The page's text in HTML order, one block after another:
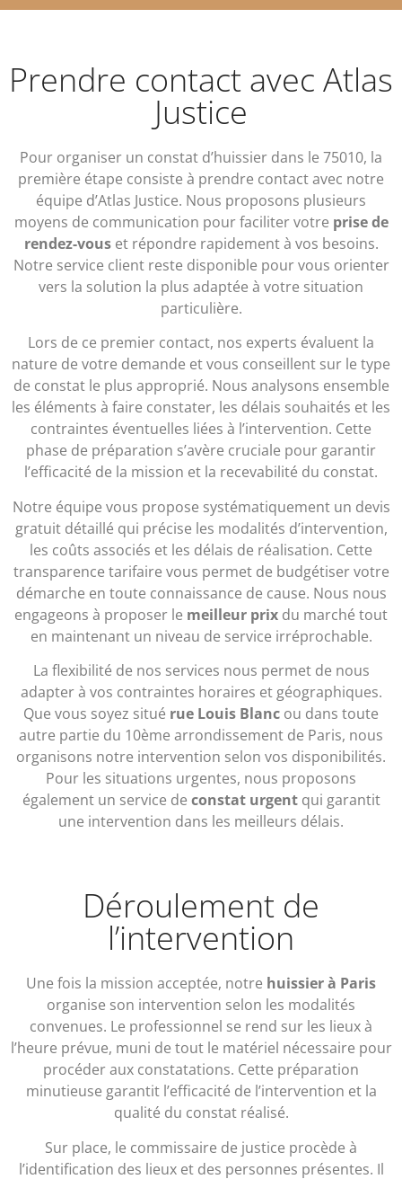
Prendre contact avec Atlas
Justice
Pour organiser un constat d’huissier dans le 75010, la
première étape consiste à prendre contact avec notre
équipe d’Atlas Justice. Nous proposons plusieurs
moyens de communication pour faciliter votre prise de
rendez-vouset répondre rapidement à vos besoins.
Notre service client reste disponible pour vous orienter
vers la solution la plus adaptée à votre situation
particulière.
Lors de ce premier contact, nos experts évaluent la
nature de votre demande et vous conseillent sur le type
de constat le plus approprié. Nous analysons ensemble
les éléments à faire constater, les délais souhaités et les
contraintes éventuelles liées à l’intervention. Cette
phase de préparation s’avère cruciale pour garantir
l’efficacité de la mission et la recevabilité du constat.
Notre équipe vous propose systématiquement un devis
gratuit détaillé qui précise les modalités d’intervention,
les coûts associés et les délais de réalisation. Cette
transparence tarifaire vous permet de budgétiser votre
démarche en toute connaissance de cause. Nous nous
engageons à proposer le meilleur prix du marché tout
en maintenant un niveau de service irréprochable.
La flexibilité de nos services nous permet de nous
adapter à vos contraintes horaires et géographiques.
Que vous soyez situé rue Louis Blanc ou dans toute
autre partie du 10ème arrondissement de Paris, nous
organisons notre intervention selon vos disponibilités.
Pour les situations urgentes, nous proposons
également un service de constat urgentqui garantit
une intervention dans les meilleurs délais.
Déroulement de
l’intervention
Une fois la mission acceptée, notre huissier à Paris
organise son intervention selon les modalités
convenues. Le professionnel se rend sur les lieux à
l’heure prévue, muni de tout le matériel nécessaire pour
procéder aux constatations. Cette préparation
minutieuse garantit l’efficacité de l’intervention et la
qualité du constat réalisé.
Sur place, le commissaire de justice procède à
l’identification des lieux et des personnes présentes. Il